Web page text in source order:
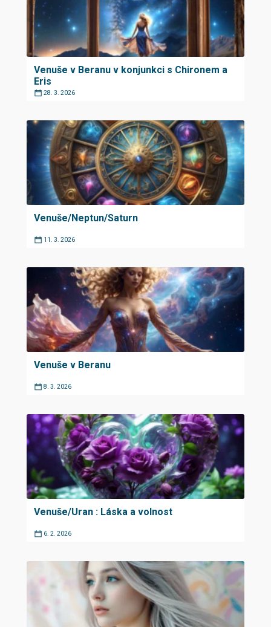
Venuše v Beranu v konjunkci s Chironem a
Eris
28. 3. 2026
Venuše/Neptun/Saturn
11. 3. 2026
Venuše v Beranu
8. 3. 2026
Venuše/Uran : Láska a volnost
6. 2. 2026